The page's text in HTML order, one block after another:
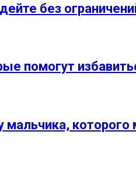
без
помогут
мальчика,